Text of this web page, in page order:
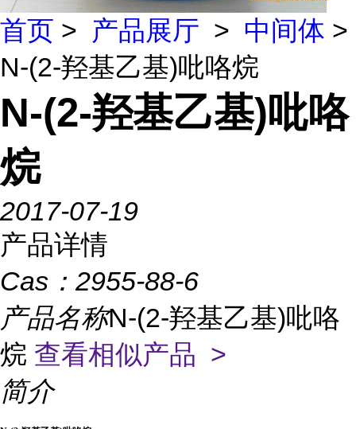
首页 > 产品展厅 > 中间体 >
N-(2-羟基乙基)吡咯烷
N-(2-羟基乙基)吡咯
烷
2017-07-19
产品详情
Cas： 2955-88-6
产品名称N-(2-羟基乙基)吡咯
烷 查看相似产品 >
简介